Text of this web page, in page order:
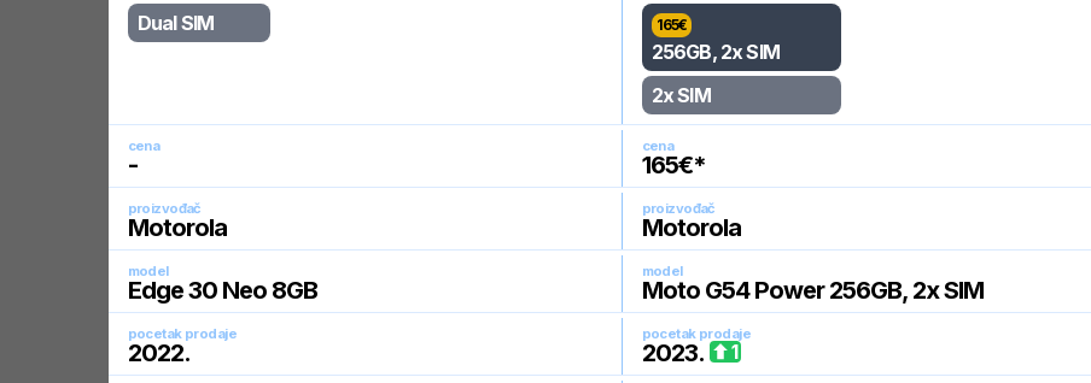
Dual SIM
165€
256GB, 2x SIM
2x SIM
cena
-
cena
165€*
proizvođač
Motorola
proizvođač
Motorola
model
Edge 30 Neo 8GB
model
Moto G54 Power 256GB, 2x SIM
pocetak prodaje
2022.
pocetak prodaje
2023. 1